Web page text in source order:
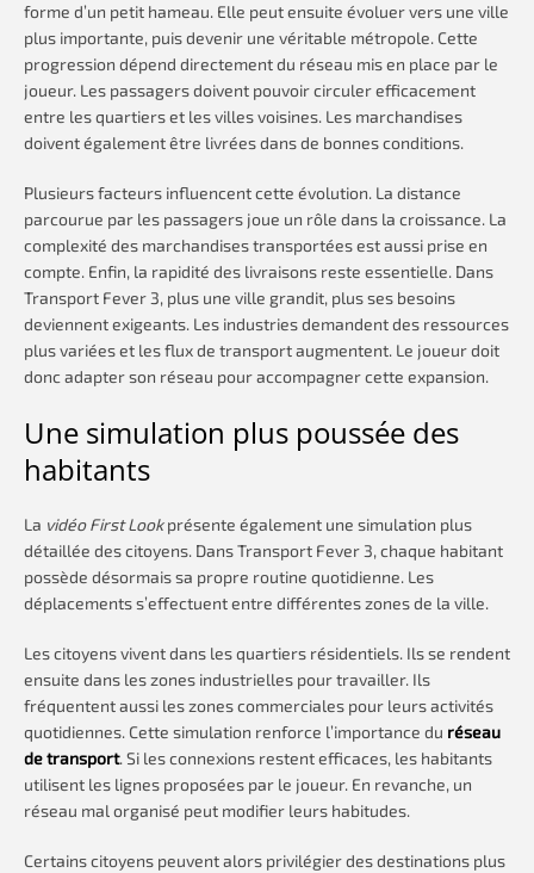
forme d’un petit hameau. Elle peut ensuite évoluer vers une ville
plus importante, puis devenir une véritable métropole. Cette
progression dépend directement du réseau mis en place par le
joueur. Les passagers doivent pouvoir circuler efficacement
entre les quartiers et les villes voisines. Les marchandises
doivent également être livrées dans de bonnes conditions.
Plusieurs facteurs influencent cette évolution. La distance
parcourue par les passagers joue un rôle dans la croissance. La
complexité des marchandises transportées est aussi prise en
compte. Enfin, la rapidité des livraisons reste essentielle. Dans
Transport Fever 3, plus une ville grandit, plus ses besoins
deviennent exigeants. Les industries demandent des ressources
plus variées et les flux de transport augmentent. Le joueur doit
donc adapter son réseau pour accompagner cette expansion.
Une simulation plus poussée des
habitants
La vidéo First Lookprésente également une simulation plus
détaillée des citoyens. Dans Transport Fever 3, chaque habitant
possède désormais sa propre routine quotidienne. Les
déplacements s’effectuent entre différentes zones de la ville.
Les citoyens vivent dans les quartiers résidentiels. Ils se rendent
ensuite dans les zones industrielles pour travailler. Ils
fréquentent aussi les zones commerciales pour leurs activités
quotidiennes. Cette simulation renforce l’importance du réseau
de transport. Si les connexions restent efficaces, les habitants
utilisent les lignes proposées par le joueur. En revanche, un
réseau mal organisé peut modifier leurs habitudes.
Certains citoyens peuvent alors privilégier des destinations plus